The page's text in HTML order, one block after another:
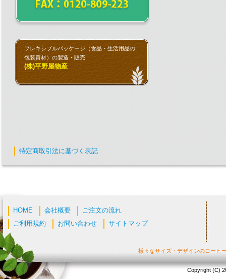
フレキシブルパッケージ（食品・生活用品の
包装資材）の製造・販売
(株)平野屋物産
特定商取引法に基づく表記
HOME 会社概要
ご注文の流れ
ご利用規約
お問い合わせ サイトマップ
様々なサイズ・デザインのコーヒ
Copyright (C)